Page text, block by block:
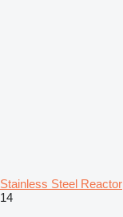
Stainless Steel Reactor
14